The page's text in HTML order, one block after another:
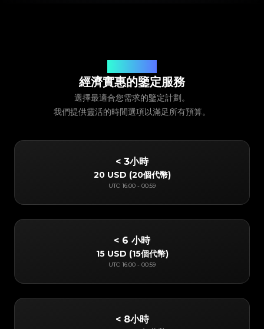
經濟實惠的鑒定服務
選擇最適合您需求的鑒定計劃。
我們提供靈活的時間選項以滿足所有預算。
< 3小時
20 USD (20個代幣)
UTC 16:00 - 00:59
< 6 小時
15 USD (15個代幣)
UTC 16:00 - 00:59
< 8小時